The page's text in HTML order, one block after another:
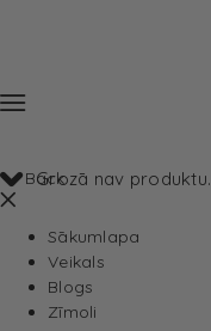
Grozā nav produktu.
Back
Sākumlapa
Veikals
Blogs
Zīmoli